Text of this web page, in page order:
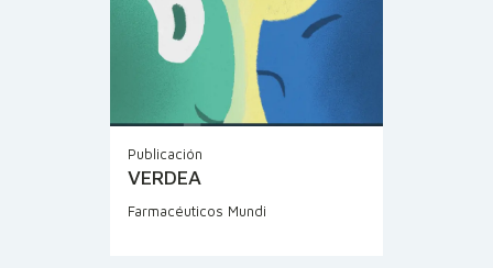
Publicación
VERDEA
Farmacéuticos Mundi